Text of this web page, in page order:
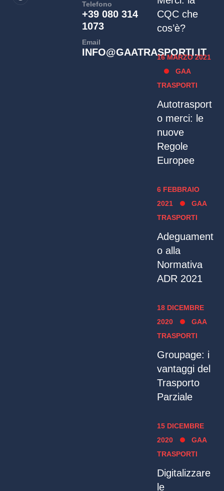
Telefono
+39 080 314
1073
Email
INFO@GAATRASPORTI.IT
CQC che
cos’è?
16 MARZO 2021
GAA
TRASPORTI
Autotrasport
o merci: le
nuove
Regole
Europee
6 FEBBRAIO
2021
GAA
TRASPORTI
Adeguament
o alla
Normativa
ADR 2021
18 DICEMBRE
2020
GAA
TRASPORTI
Groupage: i
vantaggi del
Trasporto
Parziale
15 DICEMBRE
2020
GAA
TRASPORTI
Digitalizzare
le